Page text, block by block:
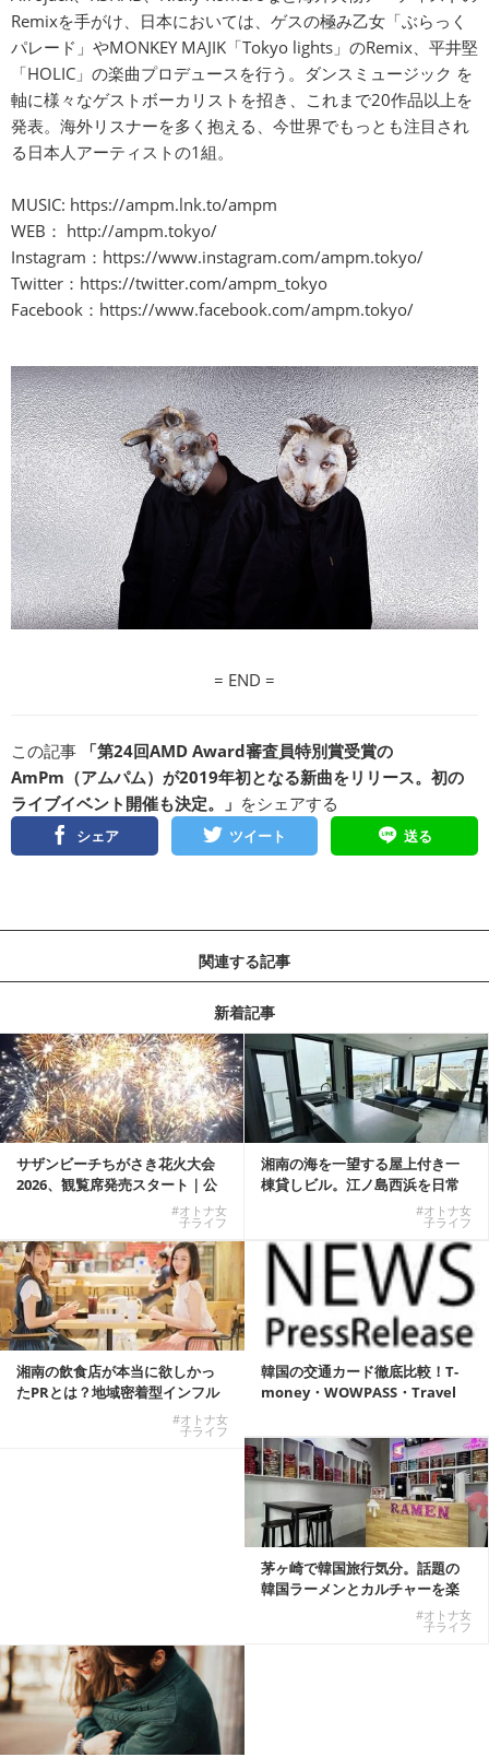
Remixを手がけ、日本においては、ゲスの極み乙女「ぶらっく
パレード」やMONKEY MAJIK「Tokyo lights」のRemix、平井堅
「HOLIC」の楽曲プロデュースを行う。ダンスミュージック を
軸に様々なゲストボーカリストを招き、これまで20作品以上を
発表。海外リスナーを多く抱える、今世界でもっとも注目され
る日本人アーティストの1組。
MUSIC: https://ampm.lnk.to/ampm
WEB： http://ampm.tokyo/
Instagram： https://www.instagram.com/ampm.tokyo/
Twitter： https://twitter.com/ampm_tokyo
Facebook： https://www.facebook.com/ampm.tokyo/
= END =
この記事
「第24回AMD Award審査員特別賞受賞の
AmPm（アムパム）が2019年初となる新曲をリリース。初の
ライブイベント開催も決定。」 をシェアする
シェア ツイート 送る
関連する記事
新着記事
サザンビーチちがさき花火大会
2026、観覧席発売スタート｜公
#オトナ女
子ライフ
湘南の海を一望する屋上付き一
棟貸しビル。江ノ島西浜を日常
#オトナ女
子ライフ
湘南の飲食店が本当に欲しかっ
たPRとは？地域密着型インフル
#オトナ女
子ライフ
韓国の交通カード徹底比較！T-
money・WOWPASS・Travel
茅ヶ崎で韓国旅行気分。話題の
韓国ラーメンとカルチャーを楽
#オトナ女
子ライフ